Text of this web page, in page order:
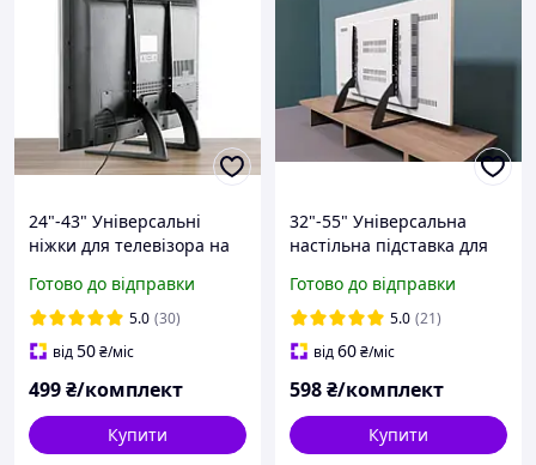
24"-43" Універсальні
ніжки для телевізора на
кронштейн для
телевізора Настільне
кріплення для тв D-701
Готово до відправки
5.0 (30)
від50₴/міс
499₴/комплект
Купити
32"-55" Універсальна
настільна підставка для
Кронштейн кріплення
для телевізора на стіл
Готово до відправки
5.0 (21)
від60₴/міс
598₴/комплект
Купити